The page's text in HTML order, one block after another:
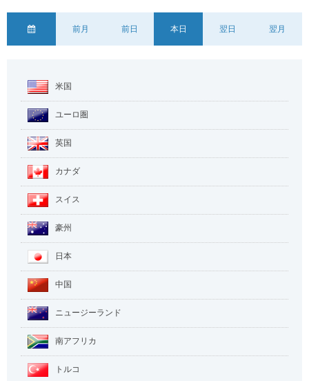
前月 前日 本日 翌日 翌月
米国
ユーロ圏
英国
カナダ
スイス
豪州
日本
中国
ニュージーランド
南アフリカ
トルコ